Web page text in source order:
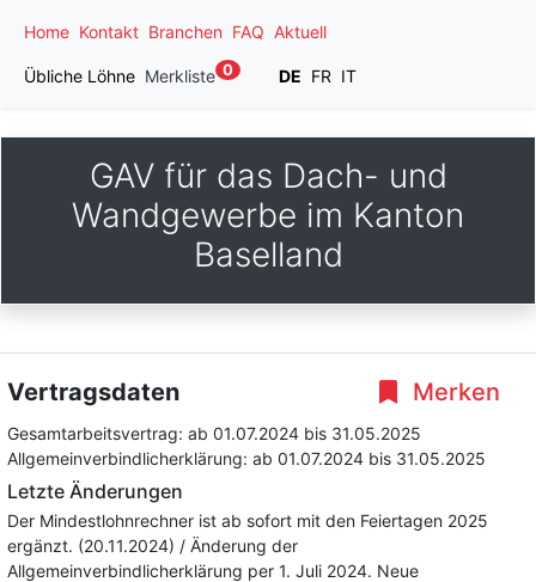
Home Kontakt Branchen FAQ Aktuell
Übliche Löhne Merkliste 0 DE FR IT
GAV für das Dach- und
Wandgewerbe im Kanton
Baselland
Merken
Vertragsdaten
Gesamtarbeitsvertrag: ab 01.07.2024 bis 31.05.2025
Allgemeinverbindlicherklärung: ab 01.07.2024 bis 31.05.2025
Letzte Änderungen
Der Mindestlohnrechner ist ab sofort mit den Feiertagen 2025
ergänzt. (20.11.2024) / Änderung der
Allgemeinverbindlicherklärung per 1. Juli 2024. Neue